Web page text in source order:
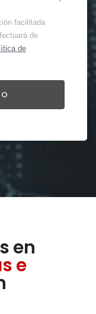
facilitada
de
de
en
e